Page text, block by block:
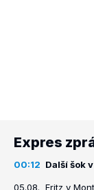
Expres
00:12 Další šok
05.08. Fritz v